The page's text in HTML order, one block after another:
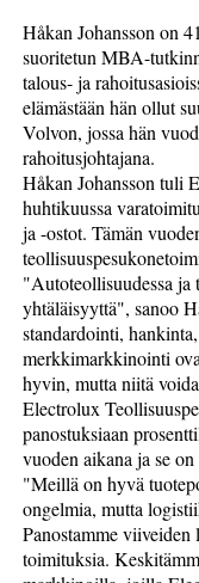
Håkan Johansson on
suoritetun MBA-
talous- ja
elämästään hän ollut
Volvon, jossa hän
rahoitusjohtajana.
Håkan Johansson tuli
huhtikuussa
ja -ostot. Tämän
"Autoteollisuudessa ja
yhtäläisyyttä", sanoo
standardointi,
merkkimarkkinointi
hyvin, mutta niitä
Electrolux
panostuksiaan
vuoden aikana ja se
"Meillä on hyvä
ongelmia, mutta
Panostamme viiveiden
toimituksia.